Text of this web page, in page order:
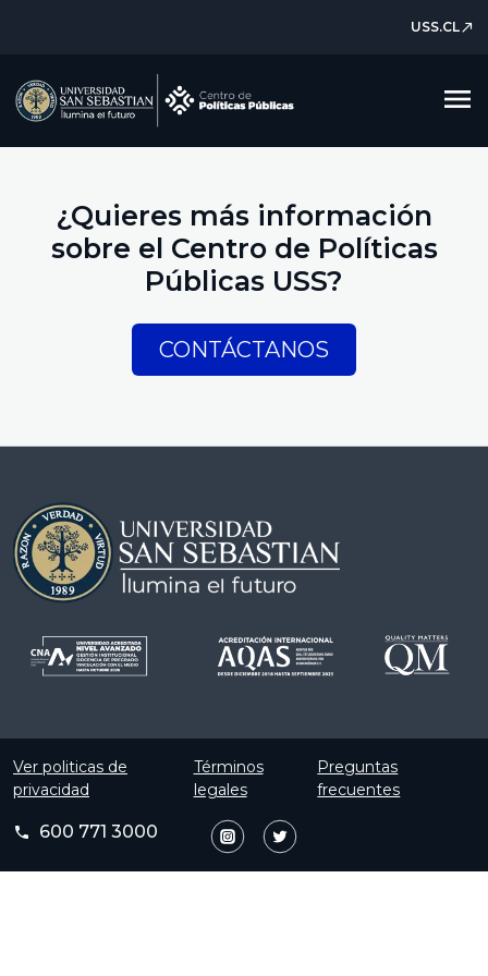
USS.CLnorth_east
menu
¿Quieres más información
sobre el Centro de Políticas
Públicas USS?
CONTÁCTANOS
Ver politicas de
privacidad
Términos
legales
Preguntas
frecuentes
phone 600 771 3000